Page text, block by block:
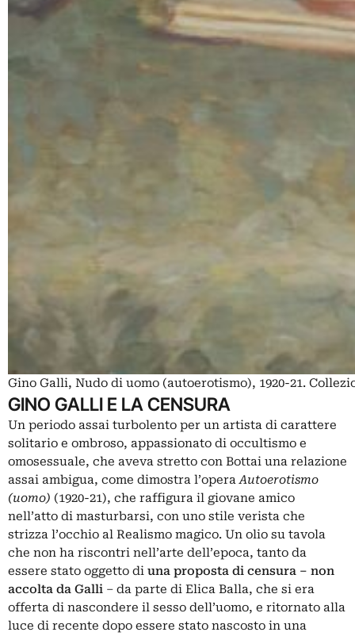
Gino Galli, Nudo di uomo (autoerotismo), 1920-21.
GINO GALLI E LA CENSURA
Un periodo assai turbolento per un artista di carattere
solitario e ombroso, appassionato di occultismo e
omosessuale, che aveva stretto con Bottai una relazione
assai ambigua, come dimostra l’operaAutoerotismo
(uomo) (1920-21), che raffigura il giovane amico
nell’atto di masturbarsi, con uno stile verista che
strizza l’occhio al Realismo magico. Un olio su tavola
che non ha riscontri nell’arte dell’epoca, tanto da
essere stato oggetto di una proposta di censura ‒ non
accolta da Galli ‒ da parte di Elica Balla, che si era
offerta di nascondere il sesso dell’uomo, e ritornato alla
luce di recente dopo essere stato nascosto in una